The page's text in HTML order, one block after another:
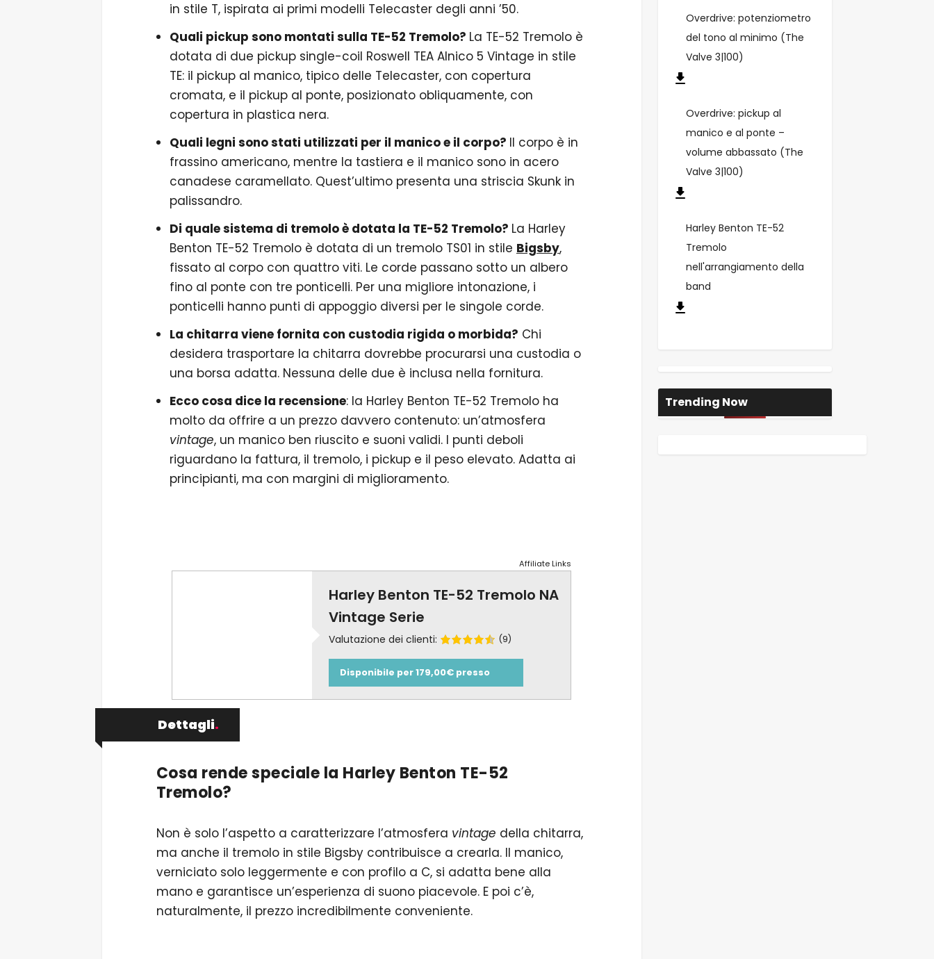
in stile T, ispirata ai primi modelli Telecaster degli anni ’50.
Quali pickup sono montati sulla TE-52 Tremolo? La TE-52 Tremolo è
dotata di due pickup single-coil Roswell TEA Alnico 5 Vintage in stile
TE: il pickup al manico, tipico delle Telecaster, con copertura
cromata, e il pickup al ponte, posizionato obliquamente, con
copertura in plastica nera.
Quali legni sono stati utilizzati per il manico e il corpo? Il corpo è in
frassino americano, mentre la tastiera e il manico sono in acero
canadese caramellato. Quest’ultimo presenta una striscia Skunk in
palissandro.
Di quale sistema di tremolo è dotata la TE-52 Tremolo? La Harley
Benton TE-52 Tremolo è dotata di un tremolo TS01 in stile Bigsby,
fissato al corpo con quattro viti. Le corde passano sotto un albero
fino al ponte con tre ponticelli. Per una migliore intonazione, i
ponticelli hanno punti di appoggio diversi per le singole corde.
La chitarra viene fornita con custodia rigida o morbida? Chi
desidera trasportare la chitarra dovrebbe procurarsi una custodia o
una borsa adatta. Nessuna delle due è inclusa nella fornitura.
Ecco cosa dice la recensione: la Harley Benton TE-52 Tremolo ha
molto da offrire a un prezzo davvero contenuto: un’atmosfera
vintage, un manico ben riuscito e suoni validi. I punti deboli
riguardano la fattura, il tremolo, i pickup e il peso elevato. Adatta ai
principianti, ma con margini di miglioramento.
Affiliate Links
Harley Benton TE-52 Tremolo NA
Vintage Serie
Valutazione dei clienti: (9)
Disponibile per 179,00€ presso
Dettagli.
Cosa rende speciale la Harley Benton TE-52
Tremolo?
Non è solo l’aspetto a caratterizzare l’atmosfera vintage della chitarra,
ma anche il tremolo in stile Bigsby contribuisce a crearla. Il manico,
verniciato solo leggermente e con profilo a C, si adatta bene alla
mano e garantisce un’esperienza di suono piacevole. E poi c’è,
naturalmente, il prezzo incredibilmente conveniente.
Overdrive: potenziometro
del tono al minimo (The
Valve 3|100)
Overdrive: pickup al
manico e al ponte –
volume abbassato (The
Valve 3|100)
Harley Benton TE-52
Tremolo
nell'arrangiamento della
band
Trending Now